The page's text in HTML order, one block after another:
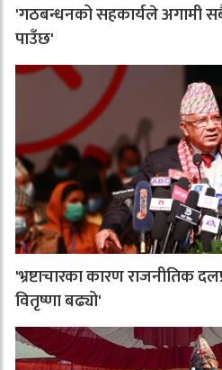
'गठबन्धनको सहकार्यले अगामी सबै
पाउँछ'
'भ्रष्टाचारका कारण राजनीतिक
वितृष्णा बढ्यो'